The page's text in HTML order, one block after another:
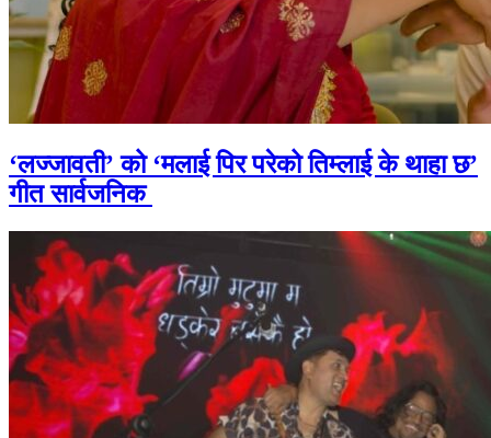
‘लज्जावती’ को ‘मलाई पिर परेको तिम्लाई के थाहा छ’
गीत सार्वजनिक